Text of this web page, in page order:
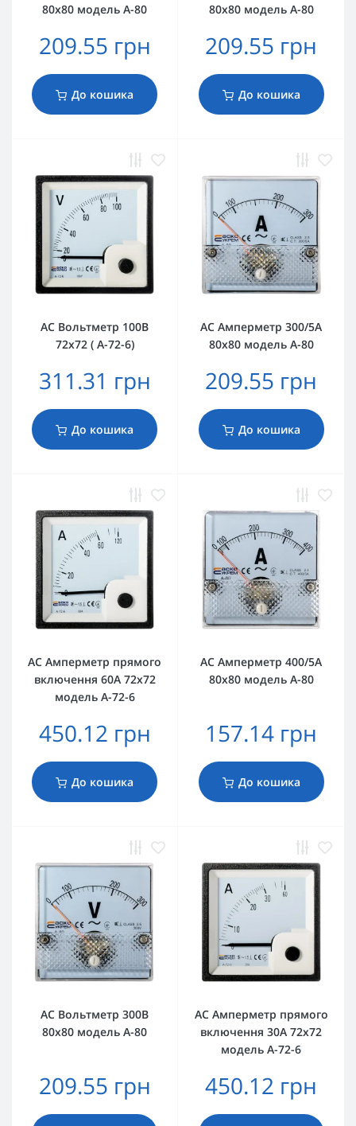
80х80 модель А-80
209.55 грн
До кошика
80х80 модель А-80
209.55 грн
До кошика
AС Вольтметр 100В
72х72 ( A-72-6)
311.31 грн
До кошика
AС Амперметр 300/5А
80х80 модель А-80
209.55 грн
До кошика
AС Амперметр прямого
включення 60А 72х72
модель A-72-6
450.12 грн
До кошика
AС Амперметр 400/5А
80х80 модель А-80
157.14 грн
До кошика
AС Вольтметр 300В
80х80 модель А-80
209.55 грн
AС Амперметр прямого
включення 30А 72х72
модель A-72-6
450.12 грн